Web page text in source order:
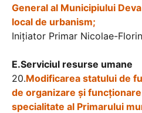
General al Municipiului
local de urbanism;
Iniţiator Primar Nicolae-
E.Serviciul resurse umane
20.Modificarea statului de
de organizare și
specialitate al Primarului